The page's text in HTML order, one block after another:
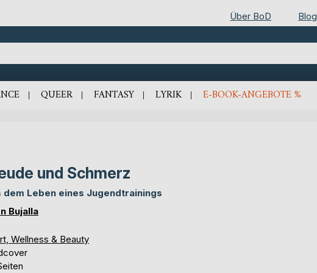
Über BoD Blog
QUEER FANTASY LYRIK E-BOOK-ANGEBOTE %
und Schmerz
dem Leben eines Jugendtrainings
Bujalla
Wellness & Beauty